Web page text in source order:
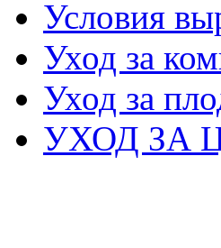
Условия
Уход за
Уход за
УХОД ЗА